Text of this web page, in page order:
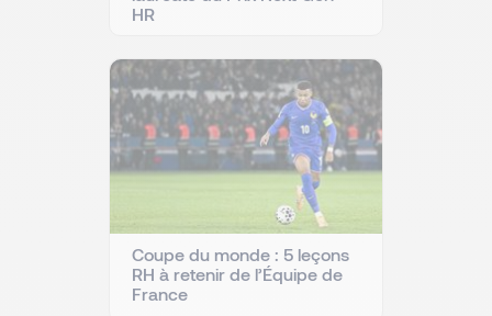
HR
Coupe du monde : 5 leçons
RH à retenir de l’Équipe de
France